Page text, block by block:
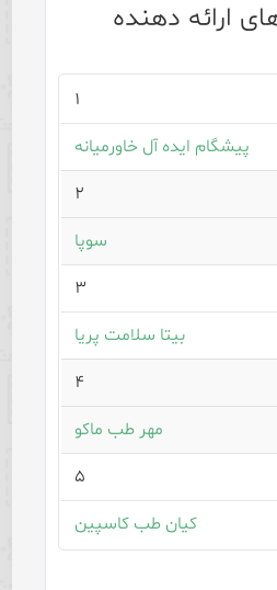
ارائه دهنده
۱
پیشگام ایده آل خاورمیانه
۲
سوپا
۳
بیتا سلامت پریا
۴
مهر طب ماکو
۵
کیان طب کاسپین